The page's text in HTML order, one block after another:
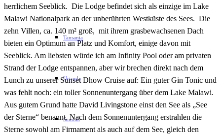
Tansania
Uganda
Sambia
herrlichem Seeblick. Die Lodge befindet sich als einzige im Lake
Malawi Nationalpark an der unberührten Westküste des Sees. Die
zehn Villen, ca. 140 m² groß, mit ihrem grasbewachsenen Dach
bieten ein Optimum an Platz und Komfort, einige davon mit
Seeblick. Am liebsten würde ich am Infinity Pool oder am privaten
Strand der Lodge entspannen, aber wir brechen direkt nach dem
Lunch zu unserer Sunset Dhow Cruise auf: Ein guter Gin Tonic und
was fehlt noch: ein toller Sonnenuntergang über dem Lake Malawi.
Aus gutem Grund hatte David Livingstone einst den See als „See
der Sterne“ benannt. Nach dem Sonnenuntergang erstrahlen die
Sterne sowohl am Firmament als auch auf dem See, gleich den